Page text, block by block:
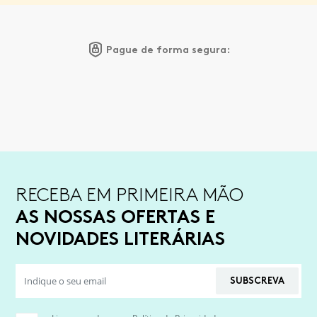
Pague de forma segura:
RECEBA EM PRIMEIRA MÃO
AS NOSSAS OFERTAS E
NOVIDADES LITERÁRIAS
SUBSCREVA